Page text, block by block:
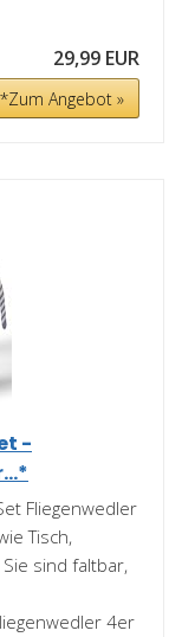
29,99 EUR
*Zum Angebot »
-
Fliegenwedler
Tisch,
sind faltbar,
4er